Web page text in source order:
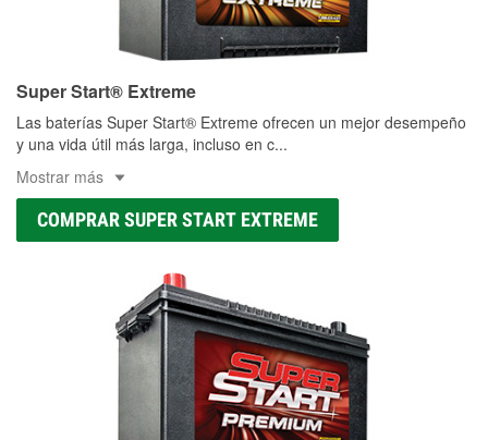
Super Start® Extreme
Las baterías Super Start® Extreme ofrecen un mejor desempeño
y una vida útil más larga, incluso en c...
Mostrar más
COMPRAR SUPER START EXTREME